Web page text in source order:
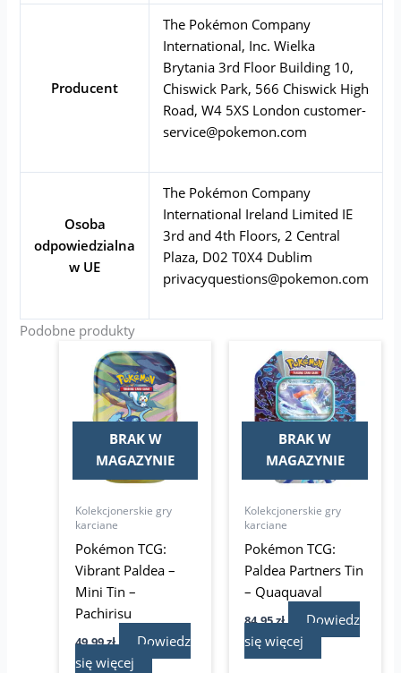
Producent
The Pokémon Company
International, Inc. Wielka
Brytania 3rd Floor Building 10,
Chiswick Park, 566 Chiswick High
Road, W4 5XS London customer-
service@pokemon.com
Osoba
odpowiedzialna
w UE
The Pokémon Company
International Ireland Limited IE
3rd and 4th Floors, 2 Central
Plaza, D02 T0X4 Dublim
privacyquestions@pokemon.com
Podobne produkty
BRAK W
MAGAZYNIE
Kolekcjonerskie gry
karciane
Pokémon TCG:
Vibrant Paldea –
Mini Tin –
Pachirisu
49,99zł
Dowiedz
się więcej
BRAK W
MAGAZYNIE
Kolekcjonerskie gry
karciane
Pokémon TCG:
Paldea Partners Tin
– Quaquaval
84,95zł
Dowiedz
się więcej